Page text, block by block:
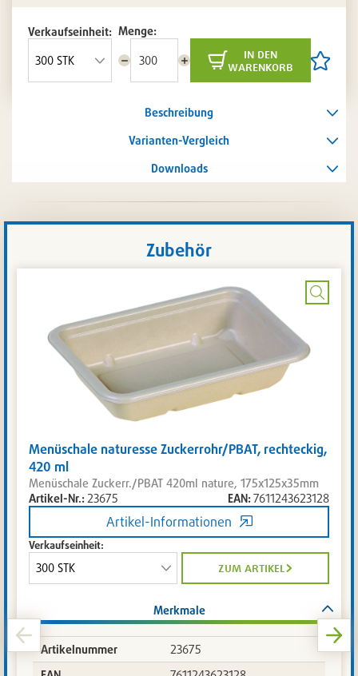
Verkaufseinheit: Menge:
Menge
Menge
in den
warenkorb
Artikel
setzen
Beschreibung
Varianten-Vergleich
Downloads
Zubehör
Bild
Menüschale naturesse Zuckerrohr/PBAT, rechteckig,
420 ml
Menüschale Zuckerr./PBAT 420ml nature, 175x125x35mm
Artikel-Nr.: 23675 EAN:7611243623128
Artikel-Informationen
Verkaufseinheit:
zum artikel
Merkmale
Artikelnummer
23675